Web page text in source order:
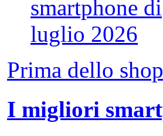
Prima dello
I migliori